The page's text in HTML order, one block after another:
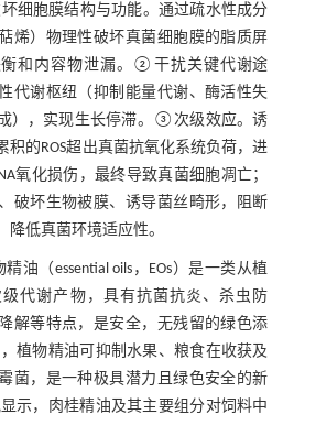
细胞膜结构与功能。通过疏水性成分
烯）物理性破坏真菌细胞膜的脂质屏
衡和内容物泄漏。②干扰关键代谢途
代谢枢纽（抑制能量代谢、酶活性失
），实现生长停滞。③次级效应。诱
积的ROS超出真菌抗氧化系统负荷，进
氧化损伤，最终导致真菌细胞凋亡；
破坏生物被膜、诱导菌丝畸形，阻断
降低真菌环境适应性。
油（essential oils，EOs）是一类从植
代谢产物，具有抗菌抗炎、杀虫防
解等特点，是安全，无残留的绿色添
植物精油可抑制水果、粮食在收获及
菌，是一种极具潜力且绿色安全的新
示，肉桂精油及其主要组分对饲料中